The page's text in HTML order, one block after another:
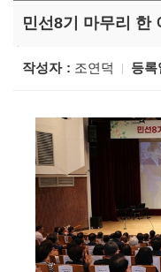
민선8기 마무리 한
작성자 조연덕 등록